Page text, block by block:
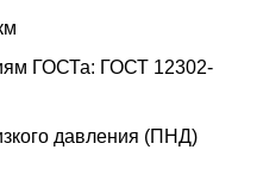
ГОСТа: ГОСТ 12302-
давления (ПНД)